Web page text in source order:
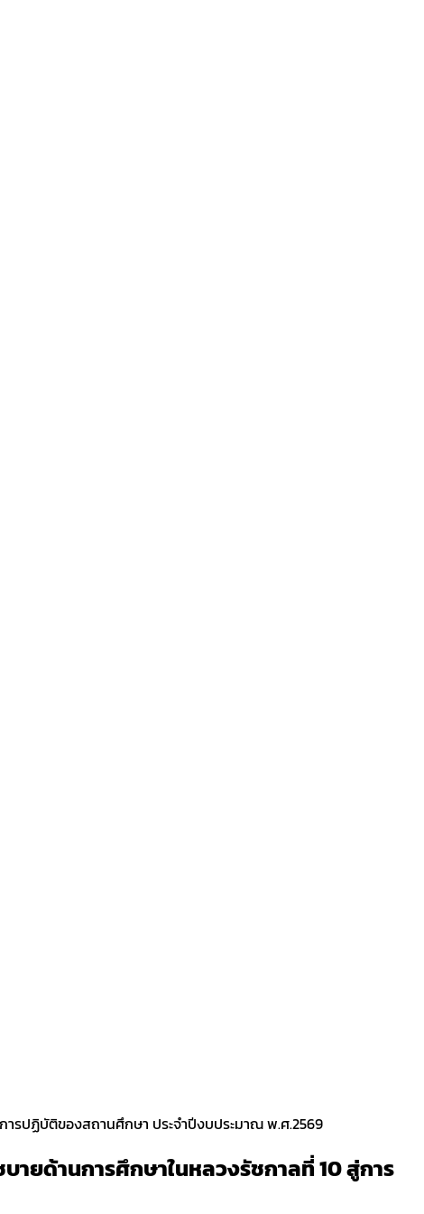
รปฏิบัติของสถานศึกษา ประจำปีงบประมาณ พ.ศ.2569
ายด้านการศึกษาในหลวงรัชกาลที่ 10 สู่การ